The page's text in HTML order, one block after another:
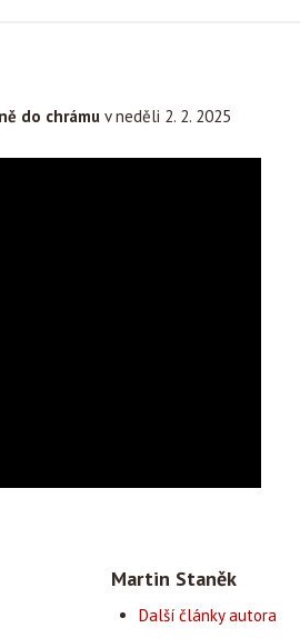
do chrámu v neděli 2. 2. 2025
Martin Staněk
Další články autora